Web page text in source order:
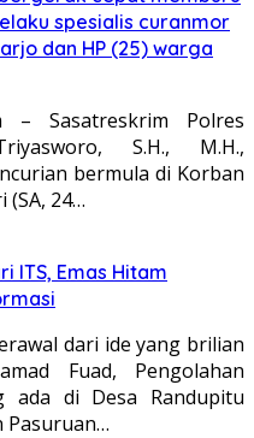
spesialis curanmor
dan HP (25) warga
– Sasatreskrim Polres
S.H., M.H.,
bermula di Korban
24…
ITS, Emas Hitam
dari ide yang brilian
Fuad, Pengolahan
ada di Desa Randupitu
Pasuruan…